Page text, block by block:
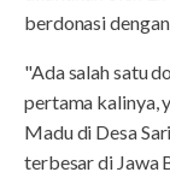
berdonasi
"Ada salah satu
pertama kalinya,
Madu di Desa
terbesar di Jawa